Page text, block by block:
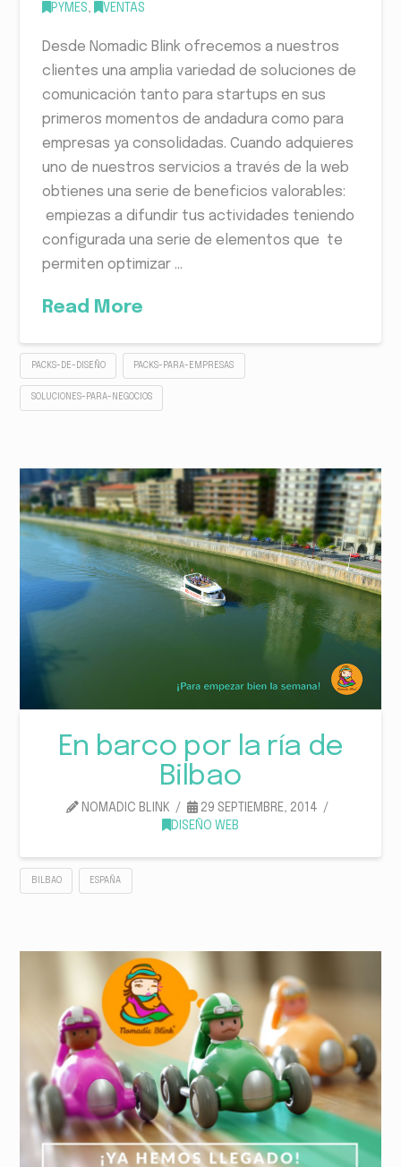
PYMES
VENTAS
Desde Nomadic Blink ofrecemos a nuestros
clientes una amplia variedad de soluciones de
comunicación tanto para startups en sus
primeros momentos de andadura como para
empresas ya consolidadas. Cuando adquieres
uno de nuestros servicios a través de la web
obtienes una serie de beneficios valorables:
empiezas a difundir tus actividades teniendo
configurada una serie de elementos que te
permiten optimizar …
Read More
PACKS-DE-DISEÑO PACKS-PARA-EMPRESAS
SOLUCIONES-PARA-NEGOCIOS
En barco por la ría de
Bilbao
NOMADIC BLINK
29 SEPTIEMBRE, 2014
DISEÑO WEB
BILBAO ESPAÑA